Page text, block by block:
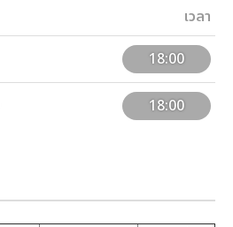
เวลา
18:00
18:00